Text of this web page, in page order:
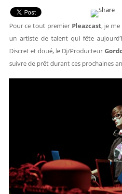
Pour ce tout premier Pleazcast, je me
un artiste de talent qui fête
Discret et doué, le Dj/Producteur
suivre de prêt durant ces prochaines